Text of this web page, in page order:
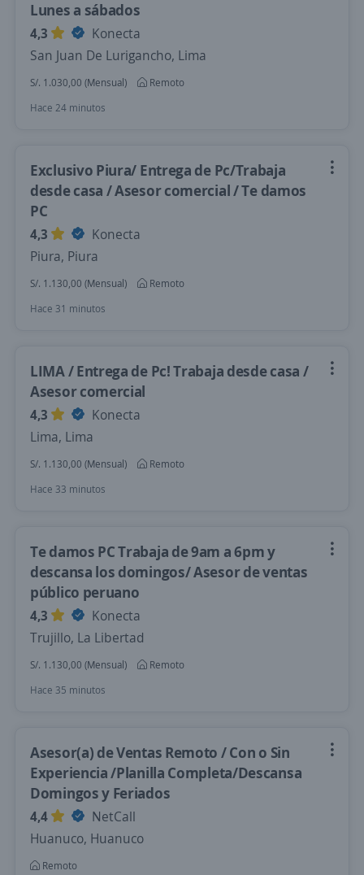
Lunes a sábados
4,3
Konecta
San Juan De Lurigancho, Lima
S/. 1.030,00 (Mensual)
Remoto
Hace 24 minutos
Exclusivo Piura/ Entrega de Pc/Trabaja
desde casa / Asesor comercial / Te damos
PC
4,3
Konecta
Piura, Piura
S/. 1.130,00 (Mensual)
Remoto
Hace 31 minutos
LIMA / Entrega de Pc! Trabaja desde casa /
Asesor comercial
4,3
Konecta
Lima, Lima
S/. 1.130,00 (Mensual)
Remoto
Hace 33 minutos
Te damos PC Trabaja de 9am a 6pm y
descansa los domingos/ Asesor de ventas
público peruano
4,3
Konecta
Trujillo, La Libertad
S/. 1.130,00 (Mensual)
Remoto
Hace 35 minutos
Asesor(a) de Ventas Remoto / Con o Sin
Experiencia /Planilla Completa/Descansa
Domingos y Feriados
4,4
NetCall
Huanuco, Huanuco
Remoto